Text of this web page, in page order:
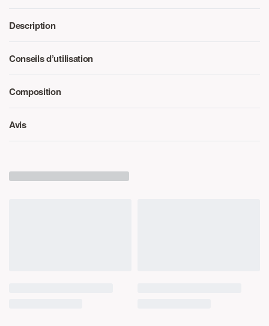
Description
Conseils d’utilisation
Composition
Avis